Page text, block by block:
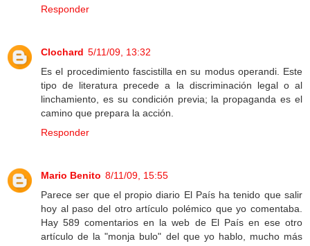
Responder
Clochard 5/11/09, 13:32
Es el procedimiento fascistilla en su modus operandi. Este
tipo de literatura precede a la discriminación legal o al
linchamiento, es su condición previa; la propaganda es el
camino que prepara la acción.
Responder
Mario Benito 8/11/09, 15:55
Parece ser que el propio diario El País ha tenido que salir
hoy al paso del otro artículo polémico que yo comentaba.
Hay 589 comentarios en la web de El País en ese otro
artículo de la "monja bulo" del que yo hablo, mucho más